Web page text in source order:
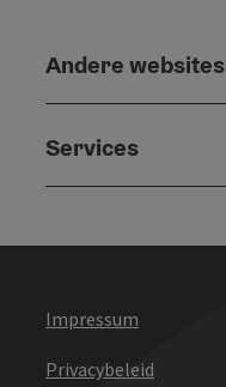
Andere websites
Services
Impressum
Privacybeleid